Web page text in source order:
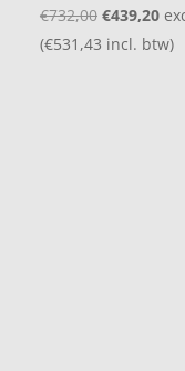
€732,00
prijs
€439,20
prijs
(€531,43 incl. btw)